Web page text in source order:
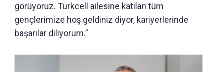
görüyoruz. Turkcell ailesine katılan tüm
gençlerimize hoş geldiniz diyor, kariyerlerinde
başarılar diliyorum.”